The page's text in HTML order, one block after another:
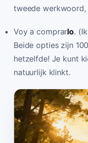
tweede
Voy a comprarlo.
Beide opties zijn
hetzelfde! Je kunt
natuurlijk klinkt.